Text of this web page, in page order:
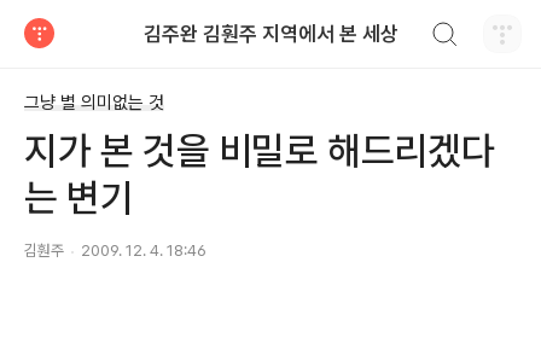
김주완 김훤주 지역에서 본 세상
그냥 별 의미없는 것
지가 본 것을 비밀로 해드리겠다
는 변기
김훤주 2009. 12. 4. 18:46